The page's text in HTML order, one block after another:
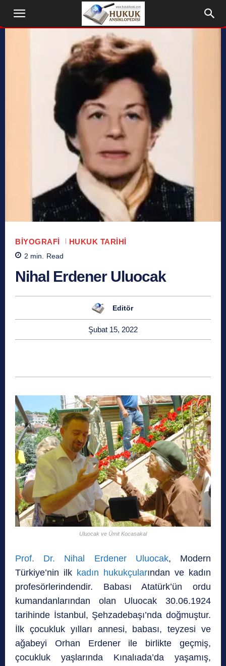
BIYOGRAFI HUKUK TARIHI
2 min. Read
Nihal Erdener Uluocak
Editör
Şubat 15, 2022
Uluocak ve Ümit Kocasakal
Prof. Dr. Nihal Erdener Uluocak, Modern
Türkiye’nin ilk kadın hukukçularından ve kadın
profesörlerindendir. Babası Atatürk’ün ordu
kumandanlarından olan Uluocak 30.06.1924
tarihinde İstanbul, Şehzadebaşı’nda doğmuştur.
İlk çocukluk yılları annesi, babası, teyzesi ve
ağabeyi Orhan Erdener ile birlikte geçmiş,
çocukluk yaşlarında Kınalıada’da yaşamış,